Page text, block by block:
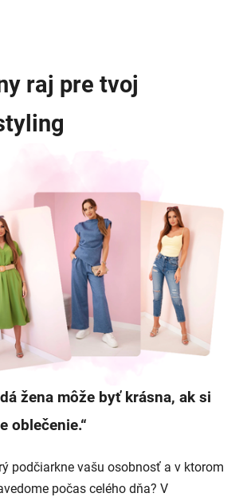
raj pre tvoj
žena môže byť krásna, ak si
oblečenie.“
podčiarkne vašu osobnosť a v ktorom
počas celého dňa? V